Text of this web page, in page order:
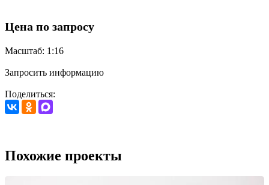
Цена по запросу
Масштаб: 1:16
Запросить информацию
Поделиться:
Похожие проекты